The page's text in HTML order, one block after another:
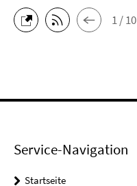
1 / 10
Service-Navigation
Startseite